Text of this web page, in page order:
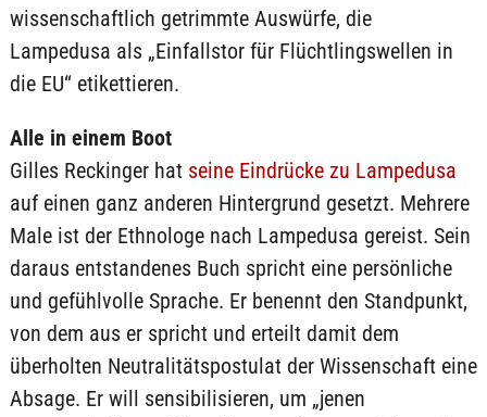
wissenschaftlich getrimmte Auswürfe, die
Lampedusa als „Einfallstor für Flüchtlingswellen in
die EU“ etikettieren.
Alle in einem Boot
Gilles Reckinger hat seine Eindrücke zu Lampedusa
auf einen ganz anderen Hintergrund gesetzt. Mehrere
Male ist der Ethnologe nach Lampedusa gereist. Sein
daraus entstandenes Buch spricht eine persönliche
und gefühlvolle Sprache. Er benennt den Standpunkt,
von dem aus er spricht und erteilt damit dem
überholten Neutralitätspostulat der Wissenschaft eine
Absage. Er will sensibilisieren, um „jenen